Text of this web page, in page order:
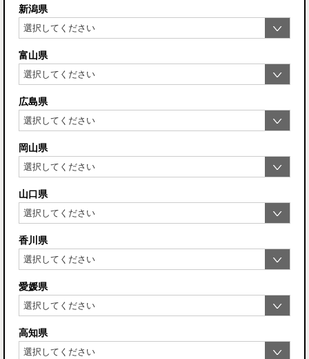
新潟県
富山県
広島県
岡山県
山口県
香川県
愛媛県
高知県